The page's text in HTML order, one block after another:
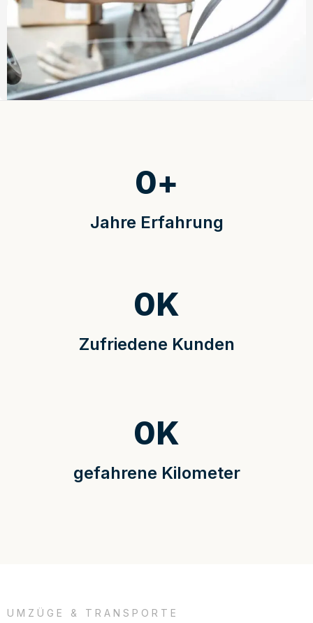
Jahre Erfahrung
0+
Zufriedene Kunden
0K
gefahrene Kilometer
0K
UMZÜGE & TRANSPORTE